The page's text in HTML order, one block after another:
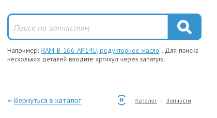
Например: RAM-B-166-AP14U, редукторное масло . Для поиска
нескольких деталей вводите артикул через запятую.
—Вернуться в каталог Каталог Запчасти